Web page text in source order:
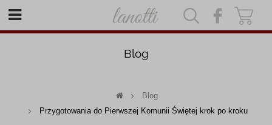
Blog
Blog
Przygotowania do Pierwszej Komunii Świętej krok po kroku